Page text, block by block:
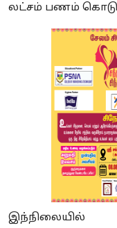
லட்சம் பணம்